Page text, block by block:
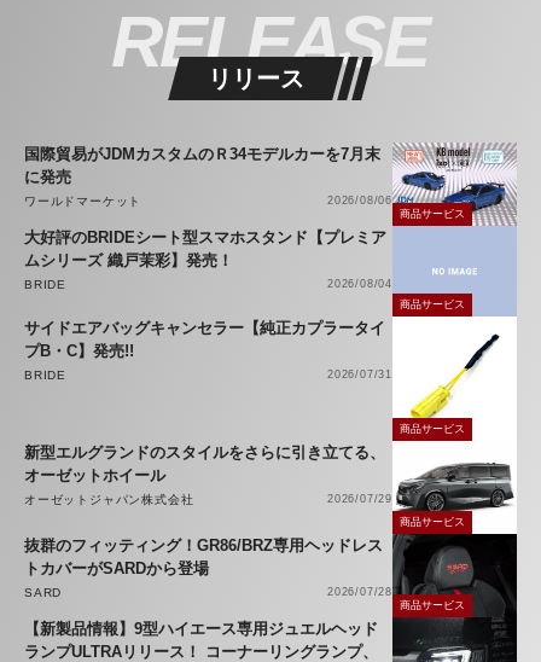
RELEASE
リリース
国際貿易がJDMカスタムのＲ34モデルカーを7月末
に発売
ワールドマーケット
2026/08/06
商品サービス
大好評のBRIDEシート型スマホスタンド【プレミア
ムシリーズ 織戸茉彩】発売！
BRIDE
2026/08/04
商品サービス
サイドエアバッグキャンセラー【純正カプラータイ
プB・C】発売!!
BRIDE 2026/07/31
商品サービス
新型エルグランドのスタイルをさらに引き立てる、
オーゼットホイール
オーゼットジャパン株式会社
2026/07/29
商品サービス
抜群のフィッティング！GR86/BRZ専用ヘッドレス
トカバーがSARDから登場
SARD
2026/07/28
商品サービス
【新製品情報】9型ハイエース専用ジュエルヘッド
ランプULTRAリリース！ コーナーリングランプ、